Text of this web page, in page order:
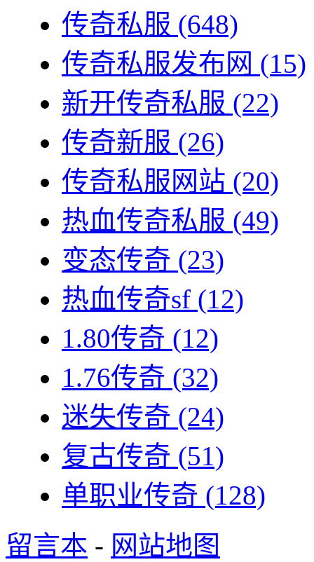
传奇私服 (648)
传奇私服发布网 (15)
新开传奇私服 (22)
传奇新服 (26)
传奇私服网站 (20)
热血传奇私服 (49)
变态传奇 (23)
热血传奇sf (12)
1.80传奇 (12)
1.76传奇 (32)
迷失传奇 (24)
复古传奇 (51)
单职业传奇 (128)
留言本 - 网站地图